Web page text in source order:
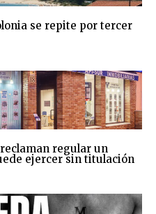
se repite por tercer
regular un
ejercer sin titulación